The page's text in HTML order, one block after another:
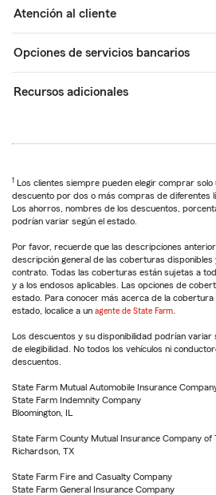
Atención al cliente
Opciones de servicios bancarios
Recursos adicionales
1 Los clientes siempre pueden elegir comprar solo
descuento por dos o más compras de diferentes
Los ahorros, nombres de los descuentos,
podrían variar según el estado.
Por favor, recuerde que las descripciones
descripción general de las coberturas disponibles
contrato. Todas las coberturas están sujetas a
y a los endosos aplicables. Las opciones de
estado. Para conocer más acerca de la cobertura
estado, localice a un agente de State Farm
Los descuentos y su disponibilidad podrían variar
de elegibilidad. No todos los vehículos ni
descuentos.
State Farm Mutual Automobile Insurance
State Farm Indemnity Company
Bloomington, IL
State Farm County Mutual Insurance Company of
Richardson, TX
State Farm Fire and Casualty Company
State Farm General Insurance Company